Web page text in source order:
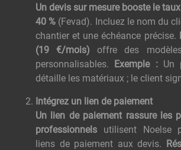
Un devis sur mesure booste le
40 % (Fevad). Incluez le nom du
chantier et une échéance précise.
(19 €/mois) offre des
personnalisables.
Exemple :Un
détaille les matériaux ; le client
Intégrez un lien de paiement
Un lien de paiement rassure les
professionnels utilisent Noelse
liens de paiement aux devis.